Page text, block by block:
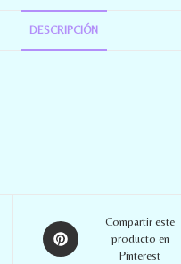
DESCRIPCIÓN
Compartir este
producto en
Pinterest